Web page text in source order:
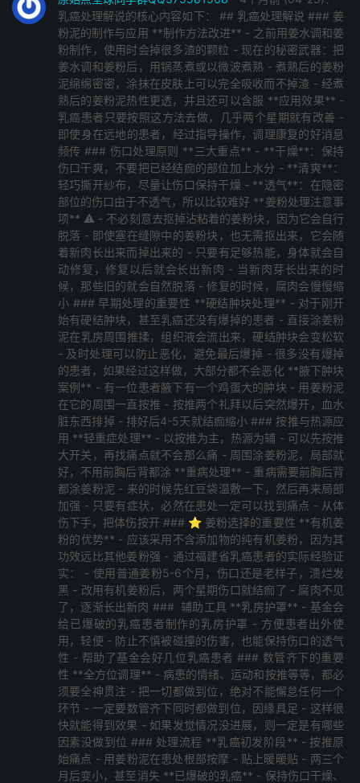
乳癌处理解说的核心内容如下： ## 乳癌处理解说 ### 姜
粉泥的制作与应用 **制作方法改进** - 之前用姜水调和姜
粉制作，使用时会掉很多渣的颗粒 - 现在的秘密武器：把
姜水调和姜粉后，用锅蒸煮或以微波煮熟 - 煮熟后的姜粉
泥绵绵密密，涂抹在皮肤上可以完全吸收而不掉渣 - 经煮
熟后的姜粉泥热性更透，并且还可以含服 **应用效果** -
乳癌患者只要按照这方法去做，几乎两个星期就有改善 -
即使身在远地的患者，经过指导操作，调理康复的好消息
频传 ### 伤口处理原则 **三大重点** - **干燥**：保持
伤口干爽，不要把已经结痂的部位加上水分 - **清爽**：
轻巧撕开纱布，尽量让伤口保持干燥 - **透气**：在隐密
部位的伤口由于不透气，所以比较难好 **姜粉处理注意事
项** ⚠️ - 不必刻意去抠掉沾粘着的姜粉块，因为它会自行
脱落 - 即使塞在缝隙中的姜粉块，也无需抠出来，它会随
着新肉长出来而掉出来的 - 只要有足够热能，身体就会自
动修复，修复以后就会长出新肉 - 当新肉芽长出来的时
候，那些旧的就会自然脱落 - 修复的时候，腐肉会慢慢缩
小 ### 早期处理的重要性 **硬结肿块处理** - 对于刚开
始有硬结肿块，甚至乳癌还没有爆掉的患者 - 直接涂姜粉
泥在乳房周围推揉，组织液会流出来，硬结肿块会变松软
- 及时处理可以防止恶化，避免最后爆掉 - 很多没有爆掉
的患者，如果经过这样做，大部分都不会恶化 **腋下肿块
案例** - 有一位患者腋下有一个鸡蛋大的肿块 - 用姜粉泥
在它的周围一直按推 - 按推两个礼拜以后突然爆开，血水
脏东西排掉 - 排好后4-5天就结痂缩小 ### 按推与热源应
用 **轻重症处理** - 以按推为主，热源为辅 - 可以先按推
大开关，再找痛点就不会那么痛 - 周围涂姜粉泥，局部就
好，不用前胸后背都涂 **重病处理** - 重病需要前胸后背
都涂姜粉泥 - 来的时候先红豆袋温敷一下，然后再来局部
加强 - 只要有症状，必然在患处一定可以找到痛点 - 从体
伤下手，把体伤按开 ### ⭐ 姜粉选择的重要性 **有机姜
粉的优势** - 应该采用不含添加物的纯有机姜粉，因为其
功效远比其他姜粉强 - 通过福建省乳癌患者的实际经验证
实： - 使用普通姜粉5-6个月，伤口还是老样子，溃烂发
黑 - 改用有机姜粉后，两个星期伤口就结痂了 - 腐肉不见
了，逐渐长出新肉 ### ️ 辅助工具 **乳房护罩** - 基金会
给已爆破的乳癌患者制作的乳房护罩 - 方便患者出外使
用，轻便 - 防止不慎被碰撞的伤害，也能保持伤口的透气
性 - 帮助了基金会好几位乳癌患者 ### 数管齐下的重要
性 **全方位调理** - 病患的情绪、运动和按推等等，都必
须要全神贯注 - 把一切都做到位，绝对不能懈怠任何一个
环节 - 一定要数管齐下同时都做到位，因缘具足 - 这样很
快就能得到效果 - 如果发觉情况没进展，则一定是有哪些
因素没做到位 ### 处理流程 **乳癌初发阶段** - 按推原
始痛点 - 用姜粉泥在患处根部按摩 - 贴上暖暖贴 - 两三个
月后变小，甚至消失 **已爆破的乳癌** - 保持伤口干燥、